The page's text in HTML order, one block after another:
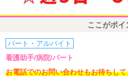
ここがポイ
パート・アルバイト
看護助手/病院/パート
お電話でのお問い合わせもお待ちし